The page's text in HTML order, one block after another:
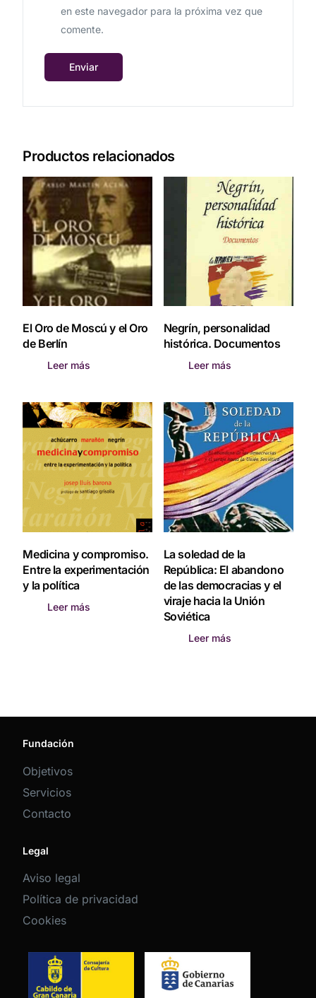
en este navegador para la próxima vez que
comente.
Productos relacionados
El Oro de Moscú y el Oro
de Berlín
Leer más
Negrín, personalidad
histórica. Documentos
Leer más
Medicina y compromiso.
Entre la experimentación
y la política
Leer más
La soledad de la
República: El abandono
de las democracias y el
viraje hacia la Unión
Soviética
Leer más
Fundación
Objetivos
Servicios
Contacto
Legal
Aviso legal
Política de privacidad
Cookies